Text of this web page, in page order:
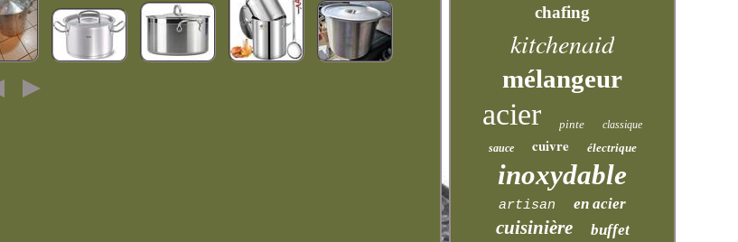
chafing
kitchenaid
mélangeur
acier pinte
classique
sauce
cuivre électrique
inoxydable
artisan en acier
cuisinière buffet